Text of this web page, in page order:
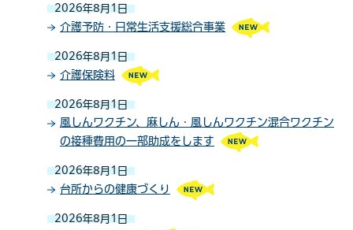
2026年8月1日
介護予防・日常生活支援総合事業
2026年8月1日
介護保険料
2026年8月1日
風しんワクチン、麻しん・風しんワクチン混合ワクチン
の接種費用の一部助成をします
2026年8月1日
台所からの健康づくり
2026年8月1日